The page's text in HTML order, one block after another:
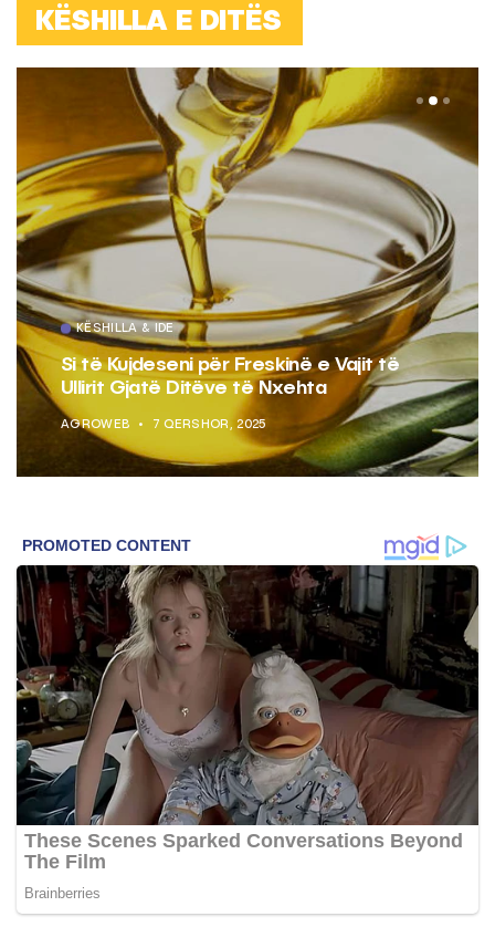
KËSHILLA E DITËS
KËSHILLA & IDE
Si të Kujdeseni për Freskinë e Vajit të
Ullirit Gjatë Ditëve të Nxehta
AGROWEB 7 QERSHOR, 2025